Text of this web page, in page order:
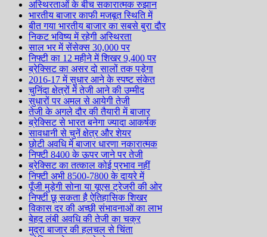
अस्थिरताओं के बीच सकारात्मक रुझान
भारतीय बाजार काफी मजबूत स्थिति में
बीत गया भारतीय बाजार का सबसे बुरा दौर
निकट भविष्य में रहेगी अस्थिरता
साल भर में सेंसेक्स 30,000 पर
निफ्टी का 12 महीने में शिखर 9,400 पर
ब्रेक्सिट का असर दो सालों तक पड़ेगा
2016-17 में सुधार आने के स्पष्ट संकेत
चुनिंदा क्षेत्रों में तेजी आने की उम्मीद
सुधारों पर अमल से आयेगी तेजी
तेजी के अगले दौर की तैयारी में बाजार
ब्रेक्सिट से भारत बनेगा ज्यादा आकर्षक
सावधानी से चुनें क्षेत्र और शेयर
छोटी अवधि में बाजार धारणा नकारात्मक
निफ्टी 8400 के ऊपर जाने पर तेजी
ब्रेक्सिट का तत्काल कोई प्रभाव नहीं
निफ्टी अभी 8500-7800 के दायरे में
पूँजी मुड़ेगी सोना या यूएस ट्रेजरी की ओर
निफ्टी छू सकता है ऐतिहासिक शिखर
विकास दर की अच्छी संभावनाओं का लाभ
बेहद लंबी अवधि की तेजी का चक्र
मुद्रा बाजार की हलचल से चिंता